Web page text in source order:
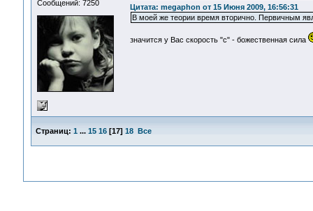
Сообщений: 7250
Цитата: megaphon от 15 Июня 2009, 16:56:31
В моей же теории время вторично. Первичным
значится у Вас скорость "с" - божественная сила
Страниц: 1 ... 15 16[17] 18 Все